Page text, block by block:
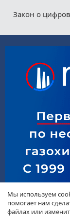
Закон о
Мы используем
помогает нам
файлах или